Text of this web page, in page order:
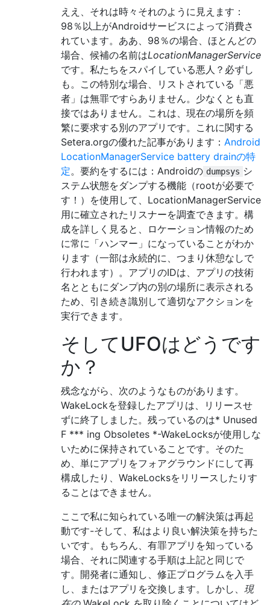
ええ、それは時々それのように見えます：
98％以上がAndroidサービスによって消費さ
れています。ああ、98％の場合、ほとんどの
場合、候補の名前はLocationManagerService
です。私たちをスパイしている悪人？必ずし
も。この特別な場合、リストされている「悪
者」は無罪ですらありません。少なくとも直
接ではありません。これは、現在の場所を頻
繁に要求する別のアプリです。これに関する
Setera.orgの優れた記事があります： Android
LocationManagerService battery drainの特
定。要約をするには：Androidの dumpsys シ
ステム状態をダンプする機能（rootが必要で
す！）を使用して、LocationManagerService
用に確立されたリスナーを調査できます。構
成を詳しく見ると、ロケーション情報のため
に常に「ハンマー」になっていることがわか
ります（一部は永続的に、つまり休憩なしで
行われます）。アプリのIDは、アプリの技術
名とともにダンプ内の別の場所に表示される
ため、引き続き識別して適切なアクションを
実行できます。
そしてUFOはどうです
か？
残念ながら、次のようなものがあります。
WakeLockを登録したアプリは、リリースせ
ずに終了しました。残っているのは* Unused
F *** ing Obsoletes *-WakeLocksが使用しな
いために保持されていることです。そのた
め、単にアプリをフォアグラウンドにして再
構成したり、WakeLocksをリリースしたりす
ることはできません。
ここで私に知られている唯一の解決策は再起
動です-そして、私はより良い解決策を持ちた
いです。もちろん、有罪アプリを知っている
場合、それに関連する手順は上記と同じで
す。開発者に通知し、修正プログラムを入手
し、またはアプリを交換します。しかし、 現